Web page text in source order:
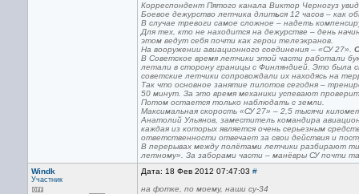
Корреспондент Пятого канала Виктор Черногуз
Боевое дежурство летчика длиться 12 часов – как
В случае тревоги самое сложное – надеть
Для тех, кто не находится на дежурстве – день
этом ведут себя почти как герои телеэкранов.
На вооружении авиационного соединения – «СУ 27».
В Советское время летчики этой части работали
летали в сторону границы с Финляндией. Это была
советские летчики сопровождали их находясь на
Так что основное занятие пилотов сегодня –
50 минут. За это время механики успевают
Потом остается только наблюдать с земли.
Максимальная скорость «СУ 27» – 2,5 тысячи
Анатолий Ульянов, заместитель командира
каждая из которых является очень серьезным
ответственности отвечает за свои действия и
В перерывах между полётами летчики разбирают
летному». За заборами части – манёвры СУ почти
Windk
Участник
Дата: 18 Фев 2012 07:47:03 #
на фотке, по моему, наши су-34